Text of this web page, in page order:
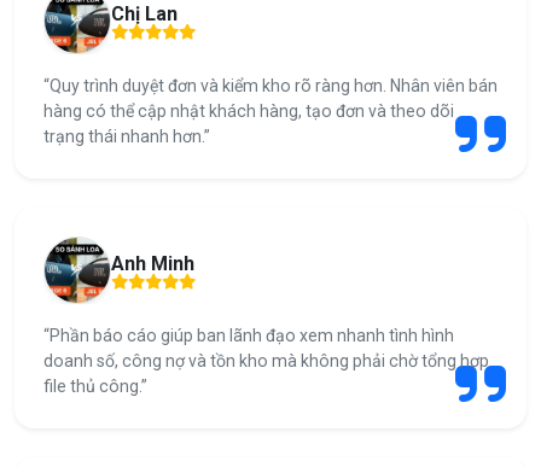
Chị Lan
“Quy trình duyệt đơn và kiểm kho rõ ràng hơn. Nhân viên bán
hàng có thể cập nhật khách hàng, tạo đơn và theo dõi
trạng thái nhanh hơn.”
Anh Minh
“Phần báo cáo giúp ban lãnh đạo xem nhanh tình hình
doanh số, công nợ và tồn kho mà không phải chờ tổng hợp
file thủ công.”